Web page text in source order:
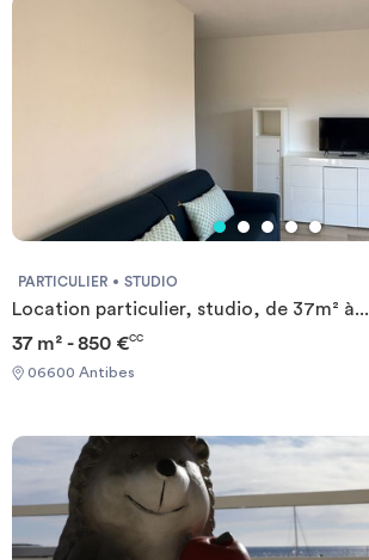
PARTICULIER STUDIO
Location particulier, studio, de 37m² à...
37 m² - 850 €CC
06600 Antibes